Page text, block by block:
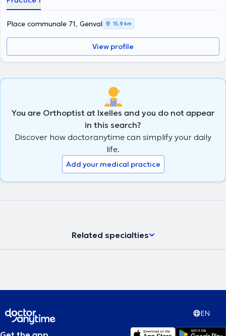
Place communale 71, Genval 15,9 km
View profile
You are Orthoptist at Ixelles and you do not appear
in this search?
Discover how doctoranytime can simplify your daily
life.
Add your medical practice
Related specialties
EN